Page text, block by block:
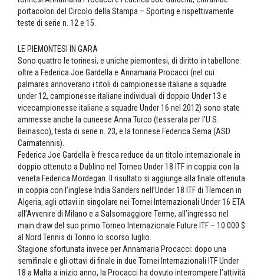
portacolori del Circolo della Stampa – Sporting e rispettivamente
teste di serie n. 12 e 15.
LE PIEMONTESI IN GARA
Sono quattro le torinesi, e uniche piemontesi, di diritto in tabellone:
oltre a Federica Joe Gardella e Annamaria Procacci (nel cui
palmares annoverano i titoli di campionesse italiane a squadre
under 12, campionesse italiane individuali di doppio Under 13 e
vicecampionesse italiane a squadre Under 16 nel 2012) sono state
ammesse anche la cuneese Anna Turco (tesserata per l’U.S.
Beinasco), testa di serie n. 23, e la torinese Federica Sema (ASD
Carmatennis).
Federica Joe Gardella è fresca reduce da un titolo internazionale in
doppio ottenuto a Dublino nel Torneo Under 18 ITF in coppia con la
veneta Federica Mordegan. Il risultato si aggiunge alla finale ottenuta
in coppia con l’inglese India Sanders nell’Under 18 ITF di Tlemcen in
Algeria, agli ottavi in singolare nei Tornei Internazionali Under 16 ETA
all’Avvenire di Milano e a Salsomaggiore Terme, all’ingresso nel
main draw del suo primo Torneo Internazionale Future ITF – 10.000 $
al Nord Tennis di Torino lo scorso luglio.
Stagione sfortunata invece per Annamaria Procacci: dopo una
semifinale e gli ottavi di finale in due Tornei Internazionali ITF Under
18 a Malta a inizio anno, la Procacci ha dovuto interrompere l’attività